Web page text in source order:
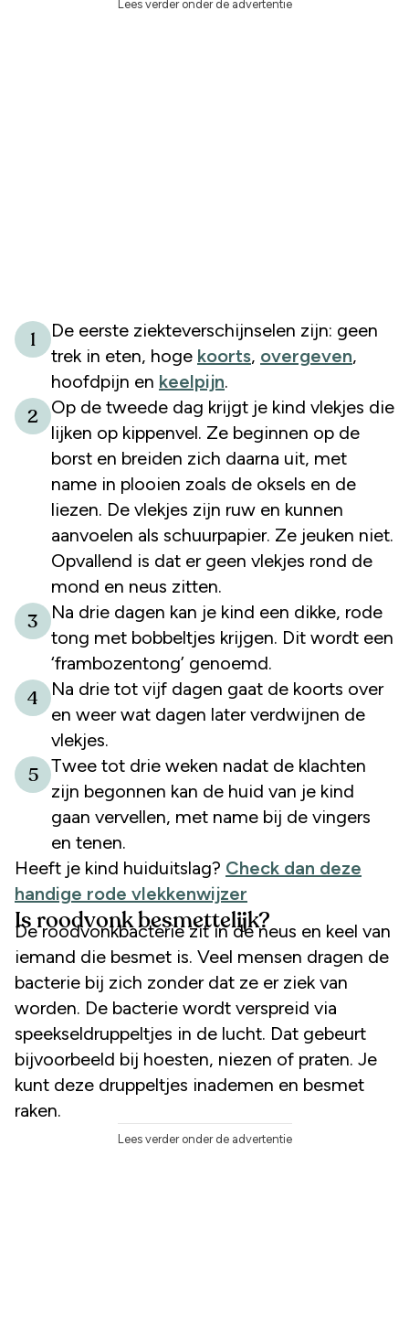
Lees verder onder de advertentie
1
De eerste ziekteverschijnselen zijn: geen
trek in eten, hoge koorts, overgeven,
hoofdpijn en keelpijn.
2
Op de tweede dag krijgt je kind vlekjes die
lijken op kippenvel. Ze beginnen op de
borst en breiden zich daarna uit, met
name in plooien zoals de oksels en de
liezen. De vlekjes zijn ruw en kunnen
aanvoelen als schuurpapier. Ze jeuken niet.
Opvallend is dat er geen vlekjes rond de
mond en neus zitten.
3
Na drie dagen kan je kind een dikke, rode
tong met bobbeltjes krijgen. Dit wordt een
‘frambozentong’ genoemd.
4
Na drie tot vijf dagen gaat de koorts over
en weer wat dagen later verdwijnen de
vlekjes.
5
Twee tot drie weken nadat de klachten
zijn begonnen kan de huid van je kind
gaan vervellen, met name bij de vingers
en tenen.
Heeft je kind huiduitslag? Check dan deze
handige rode vlekkenwijzer
Is roodvonk besmettelijk?
De roodvonkbacterie zit in de neus en keel van
iemand die besmet is. Veel mensen dragen de
bacterie bij zich zonder dat ze er ziek van
worden. De bacterie wordt verspreid via
speekseldruppeltjes in de lucht. Dat gebeurt
bijvoorbeeld bij hoesten, niezen of praten. Je
kunt deze druppeltjes inademen en besmet
raken.
Lees verder onder de advertentie